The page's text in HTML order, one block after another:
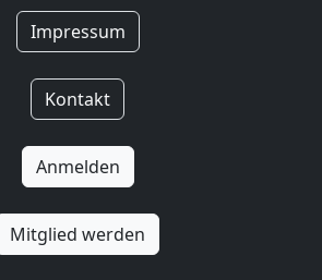
Impressum
Kontakt
Anmelden
Mitglied werden